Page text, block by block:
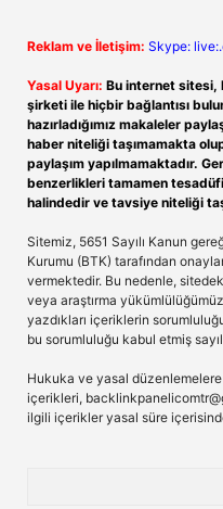
Reklam ve İletişim: Skype:
Yasal Uyarı: Bu internet sitesi,
şirketi ile hiçbir bağlantısı
hazırladığımız makaleler
haber niteliği taşımamakta
paylaşım yapılmamaktadır.
benzerlikleri tamamen
halindedir ve tavsiye niteliği
Sitemiz, 5651 Sayılı Kanun
Kurumu (BTK) tarafından
vermektedir. Bu nedenle,
veya araştırma
yazdıkları içeriklerin
bu sorumluluğu kabul etmiş
Hukuka ve yasal
içerikleri,
ilgili içerikler yasal süre